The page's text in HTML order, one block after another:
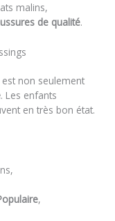
malins,
de qualité.
non seulement
. Les enfants
en très bon état.
,